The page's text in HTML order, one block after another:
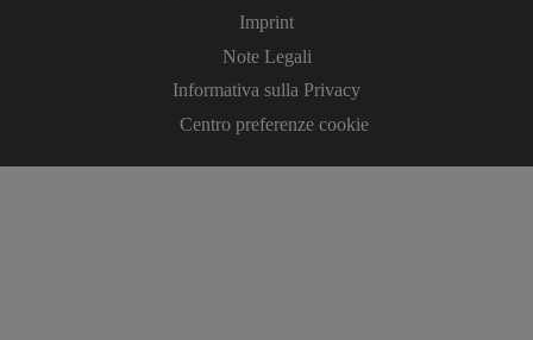
Imprint
Note Legali
Informativa sulla Privacy
Centro preferenze cookie